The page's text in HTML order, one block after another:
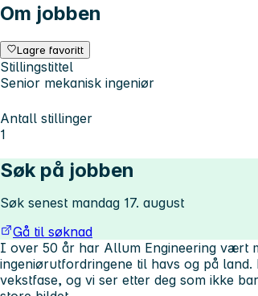
Om jobben
Lagre favoritt
Stillingstittel
Senior mekanisk ingeniør
Antall stillinger
1
Søk på jobben
Søk senest mandag 17. august
Gå til søknad
I over 50 år har Allum Engineering vært
ingeniørutfordringene til havs og på
vekstfase, og vi ser etter deg som ikke